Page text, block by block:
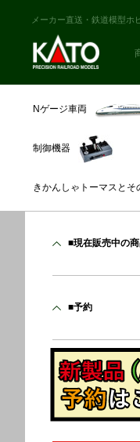
メーカー直送・鉄道模型ホ
Nゲージ車両
制御機器
きかんしゃトーマスとそ
■現在販売中の
■予約